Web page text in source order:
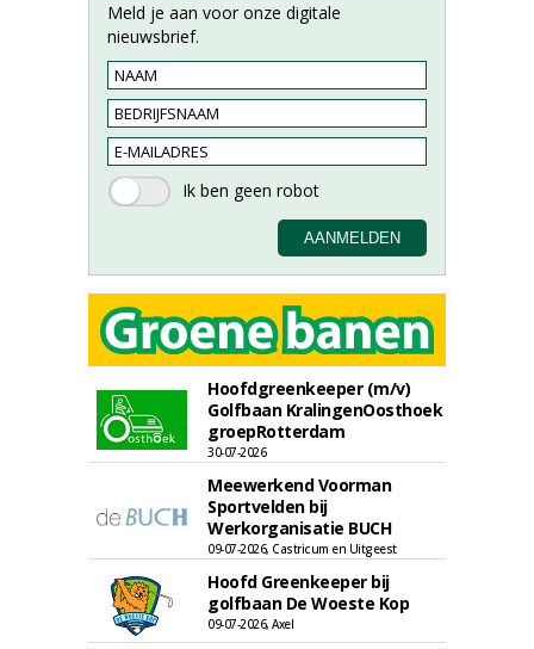
Meld je aan voor onze digitale
nieuwsbrief.
Hoofdgreenkeeper (m/v)
Golfbaan KralingenOosthoek
groepRotterdam
30-07-2026
Meewerkend Voorman
Sportvelden bij
Werkorganisatie BUCH
09-07-2026, Castricum en Uitgeest
Hoofd Greenkeeper bij
golfbaan De Woeste Kop
09-07-2026, Axel